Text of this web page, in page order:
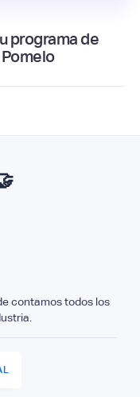
programa de
contamos todos los